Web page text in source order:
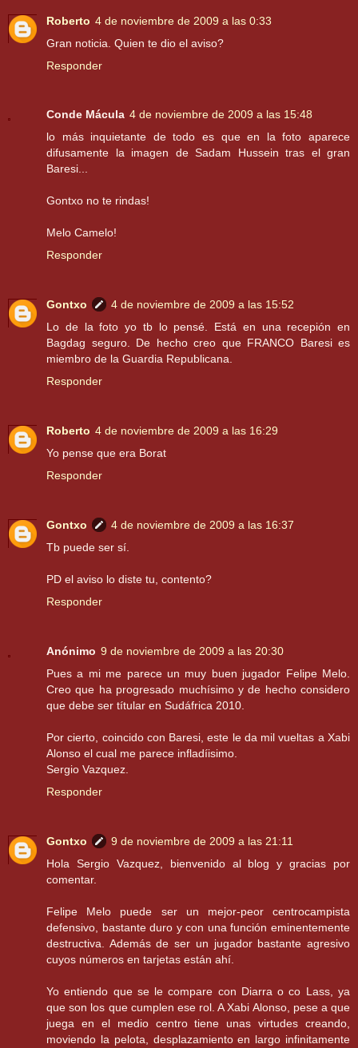
Roberto 4 de noviembre de 2009 a las 0:33
Gran noticia. Quien te dio el aviso?
Responder
Conde Mácula 4 de noviembre de 2009 a las 15:48
lo más inquietante de todo es que en la foto aparece
difusamente la imagen de Sadam Hussein tras el gran
Baresi...
Gontxo no te rindas!
Melo Camelo!
Responder
Gontxo
4 de noviembre de 2009 a las 15:52
Lo de la foto yo tb lo pensé. Está en una recepión en
Bagdag seguro. De hecho creo que FRANCO Baresi es
miembro de la Guardia Republicana.
Responder
Roberto 4 de noviembre de 2009 a las 16:29
Yo pense que era Borat
Responder
Gontxo
4 de noviembre de 2009 a las 16:37
Tb puede ser sí.
PD el aviso lo diste tu, contento?
Responder
Anónimo 9 de noviembre de 2009 a las 20:30
Pues a mi me parece un muy buen jugador Felipe Melo.
Creo que ha progresado muchísimo y de hecho considero
que debe ser títular en Sudáfrica 2010.
Por cierto, coincido con Baresi, este le da mil vueltas a Xabi
Alonso el cual me parece infladíisimo.
Sergio Vazquez.
Responder
Gontxo
9 de noviembre de 2009 a las 21:11
Hola Sergio Vazquez, bienvenido al blog y gracias por
comentar.
Felipe Melo puede ser un mejor-peor centrocampista
defensivo, bastante duro y con una función eminentemente
destructiva. Además de ser un jugador bastante agresivo
cuyos números en tarjetas están ahí.
Yo entiendo que se le compare con Diarra o co Lass, ya
que son los que cumplen ese rol. A Xabi Alonso, pese a que
juega en el medio centro tiene unas virtudes creando,
moviendo la pelota, desplazamiento en largo infinitamente